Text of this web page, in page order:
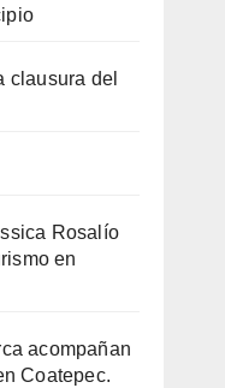
clausura del
Rosalío
en
acompañan
Coatepec.